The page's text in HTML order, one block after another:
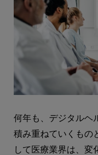
何年も、デジタルヘ
積み重ねていくもの
して医療業界は、変